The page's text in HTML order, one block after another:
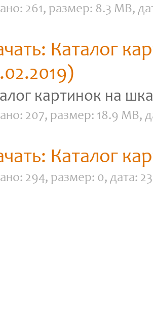
261, размер: 8.3 MB,
Каталог
картинок на
207, размер: 18.9 MB,
Каталог
294, размер: 0, дата: